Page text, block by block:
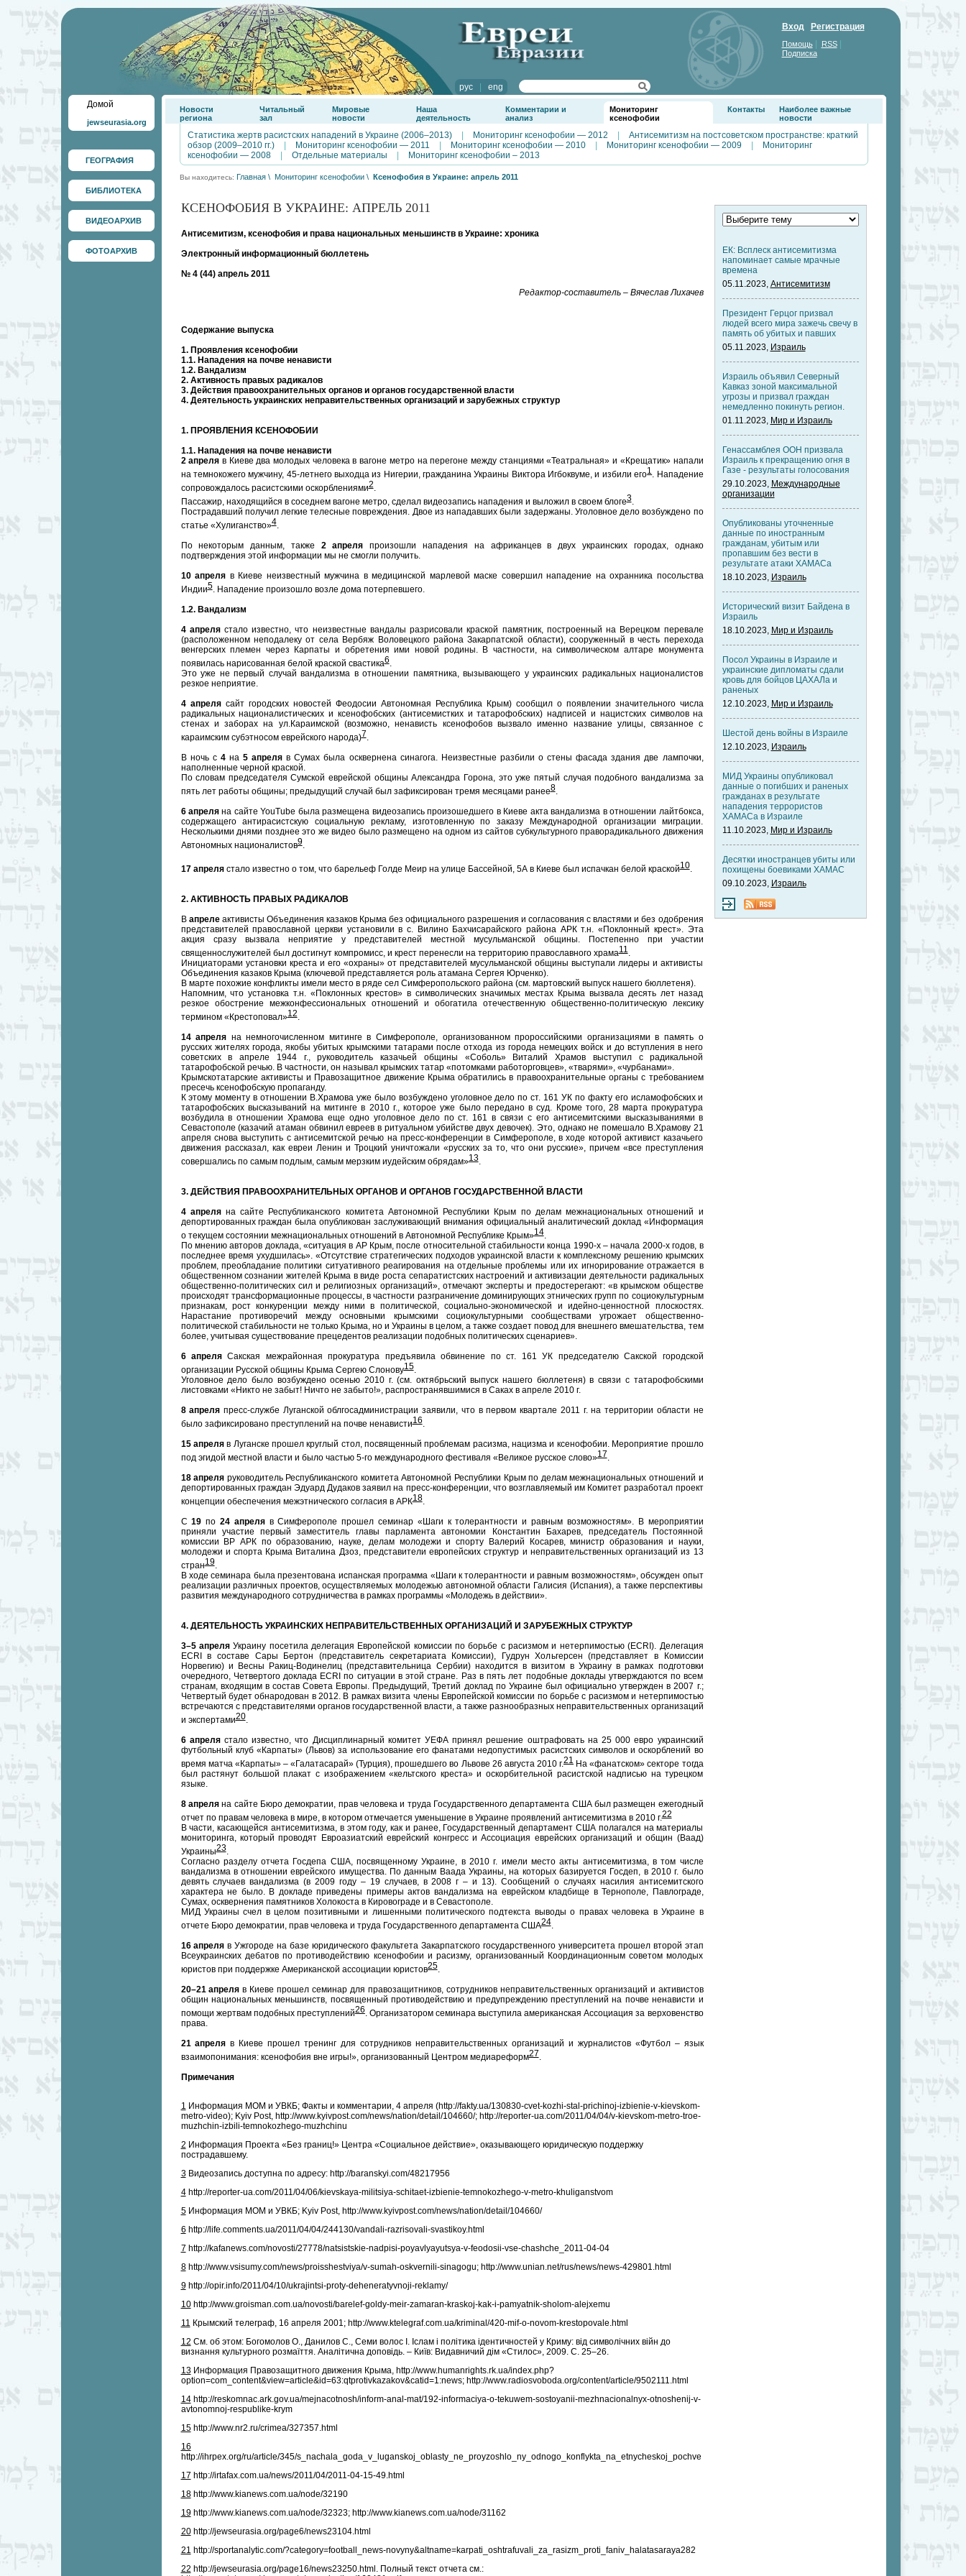
рус| eng
Вход Регистрация
Помощь| RSS|
Подписка
Домой
jewseurasia.org
ГЕОГРАФИЯ
БИБЛИОТЕКА
ВИДЕОАРХИВ
ФОТОАРХИВ
Новости
региона
Читальный
зал
Мировые
новости
Наша
деятельность
Комментарии и
анализ
Мониторинг
ксенофобии
Контакты
Наиболее важные
новости
Статистика жертв расистских нападений в Украине (2006–2013) Мониторинг ксенофобии — 2012
Антисемитизм на постсоветском пространстве: краткий
обзор (2009–2010 гг.)
Мониторинг ксенофобии — 2011 Мониторинг ксенофобии — 2010 Мониторинг ксенофобии — 2009
Мониторинг
ксенофобии — 2008
Отдельные материалы Мониторинг ксенофобии – 2013
Вы находитесь: Главная \ Мониторинг ксенофобии \ Ксенофобия в Украине: апрель 2011
КСЕНОФОБИЯ В УКРАИНЕ: АПРЕЛЬ 2011
Антисемитизм, ксенофобия и права национальных меньшинств в Украине: хроника
Электронный информационный бюллетень
№ 4 (44) апрель 2011
Редактор-составитель – Вячеслав Лихачев
Содержание выпуска
1. Проявления ксенофобии
1.1. Нападения на почве ненависти
1.2. Вандализм
2. Активность правых радикалов
3. Действия правоохранительных органов и органов государственной власти
4. Деятельность украинских неправительственных организаций и зарубежных структур
1. ПРОЯВЛЕНИЯ КСЕНОФОБИИ
1.1. Нападения на почве ненависти
2 апреля в Киеве два молодых человека в вагоне метро на перегоне между станциями «Театральная» и «Крещатик» напали
на темнокожего мужчину, 45-летнего выходца из Нигерии, гражданина Украины Виктора Игбоквуме, и избили его1. Нападение
сопровождалось расистскими оскорблениями2.
Пассажир, находящийся в соседнем вагоне метро, сделал видеозапись нападения и выложил в своем блоге3.
Пострадавший получил легкие телесные повреждения. Двое из нападавших были задержаны. Уголовное дело возбуждено по
статье «Хулиганство»4.
По некоторым данным, также 2 апреля произошли нападения на африканцев в двух украинских городах, однако
подтверждения этой информации мы не смогли получить.
10 апреля в Киеве неизвестный мужчина в медицинской марлевой маске совершил нападение на охранника посольства
Индии5. Нападение произошло возле дома потерпевшего.
1.2. Вандализм
4 апреля стало известно, что неизвестные вандалы разрисовали краской памятник, построенный на Верецком перевале
(расположенном неподалеку от села Вербяж Воловецкого района Закарпатской области), сооруженный в честь перехода
венгерских племен через Карпаты и обретения ими новой родины. В частности, на символическом алтаре монумента
появилась нарисованная белой краской свастика6.
Это уже не первый случай вандализма в отношении памятника, вызывающего у украинских радикальных националистов
резкое неприятие.
4 апрелясайт городских новостей Феодосии Автономная Республика Крым) сообщил о появлении значительного числа
радикальных националистических и ксенофобских (антисемистких и татарофобских) надписей и нацистских символов на
стенах и заборах на ул.Караимской (возможно, ненависть ксенофобов вызвало именно название улицы, связанное с
караимским субэтносом еврейского народа)7.
В ночь с 4 на5 апреляв Сумах была осквернена синагога. Неизвестные разбили о стены фасада здания две лампочки,
наполненные черной краской.
По словам председателя Сумской еврейской общины Александра Горона, это уже пятый случая подобного вандализма за
пять лет работы общины; предыдущий случай был зафиксирован тремя месяцами ранее8.
6 апреляна сайте YouTube была размещена видеозапись произошедшего в Киеве акта вандализма в отношении лайтбокса,
содержащего антирасистскую социальную рекламу, изготовленную по заказу Международной организации миграции.
Несколькими днями позднее это же видео было размещено на одном из сайтов субкультурного праворадикального движения
Автономных националистов9.
17 апреля стало известно о том, что барельеф Голде Меир на улице Бассейной, 5А в Киеве был испачкан белой краской10.
2. АКТИВНОСТЬ ПРАВЫХ РАДИКАЛОВ
В апреле активисты Объединения казаков Крыма без официального разрешения и согласования с властями и без одобрения
представителей православной церкви установили в с. Вилино Бахчисарайского района АРК т.н. «Поклонный крест». Эта
акция сразу вызвала неприятие у представителей местной мусульманской общины. Постепенно при участии
священнослужителей был достигнут компромисс, и крест перенесли на территорию православного храма11.
Инициаторами установки креста и его «охраны» от представителей мусульманской общины выступали лидеры и активисты
Объединения казаков Крыма (ключевой представляется роль атамана Сергея Юрченко).
В марте похожие конфликты имели место в ряде сел Симферопольского района (см. мартовский выпуск нашего бюллетеня).
Напомним, что установка т.н. «Поклонных крестов» в символических значимых местах Крыма вызвала десять лет назад
резкое обострение межконфессиональных отношений и обогатила отечественную общественно-политическую лексику
термином «Крестоповал»12.
14 апреля на немногочисленном митинге в Симферополе, организованном пророссийскими организациями в память о
русских жителях города, якобы убитых крымскими татарами после отхода из города немецких войск и до вступления в него
советских в апреле 1944 г., руководитель казачьей общины «Соболь» Виталий Храмов выступил с радикальной
татарофобской речью. В частности, он называл крымских татар «потомками работорговцев», «тварями», «чурбанами».
Крымскотатарские активисты и Правозащитное движение Крыма обратились в правоохранительные органы с требованием
пресечь ксенофобскую пропаганду.
К этому моменту в отношении В.Храмова уже было возбуждено уголовное дело по ст. 161 УК по факту его исламофобских и
татарофобских высказываний на митинге в 2010 г., которое уже было передано в суд. Кроме того, 28 марта прокуратура
возбудила в отношении Храмова еще одно уголовное дело по ст. 161 в связи с его антисемитскими высказываниями в
Севастополе (казачий атаман обвинил евреев в ритуальном убийстве двух девочек). Это, однако не помешало В.Храмову 21
апреля снова выступить с антисемитской речью на пресс-конференции в Симферополе, в ходе которой активист казачьего
движения рассказал, как евреи Ленин и Троцкий уничтожали «русских за то, что они русские», причем «все преступления
совершались по самым подлым, самым мерзким иудейским обрядам»13.
3. ДЕЙСТВИЯ ПРАВООХРАНИТЕЛЬНЫХ ОРГАНОВ И ОРГАНОВ ГОСУДАРСТВЕННОЙ ВЛАСТИ
4 апреляна сайте Республиканского комитета Автономной Республики Крым по делам межнациональных отношений и
депортированных граждан была опубликован заслуживающий внимания официальный аналитический доклад «Информация
о текущем состоянии межнациональных отношений в Автономной Республике Крым»14.
По мнению авторов доклада, «ситуация в АР Крым, после относительной стабильности конца 1990-х – начала 2000-х годов, в
последнее время ухудшилась». «Отсутствие стратегических подходов украинской власти к комплексному решению крымских
проблем, преобладание политики ситуативного реагирования на отдельные проблемы или их игнорирование отражается в
общественном сознании жителей Крыма в виде роста сепаратистских настроений и активизации деятельности радикальных
общественно-политических сил и религиозных организаций», отмечают эксперты и предостерегают: «в крымском обществе
происходят трансформационные процессы, в частности разграничение доминирующих этнических групп по социокультурным
признакам, рост конкуренции между ними в политической, социально-экономической и идейно-ценностной плоскостях.
Нарастание противоречий между основными крымскими социокультурными сообществами угрожает общественно-
политической стабильности не только Крыма, но и Украины в целом, а также создает повод для внешнего вмешательства, тем
более, учитывая существование прецедентов реализации подобных политических сценариев».
6 апреляСакская межрайонная прокуратура предъявила обвинение по ст. 161 УК председателю Сакской городской
организации Русской общины Крыма Сергею Слонову15.
Уголовное дело было возбуждено осенью 2010 г. (см. октябрьский выпуск нашего бюллетеня) в связи с татарофобскими
листовками «Никто не забыт! Ничто не забыто!», распространявшимися в Саках в апреле 2010 г.
8 апреля пресс-службе Луганской облгосадминистрации заявили, что в первом квартале 2011 г. на территории области не
было зафиксировано преступлений на почве ненависти16.
15 апреляв Луганске прошел круглый стол, посвященный проблемам расизма, нацизма и ксенофобии. Мероприятие прошло
под эгидой местной власти и было частью 5-го международного фестиваля «Великое русское слово»17.
18 апреля руководитель Республиканского комитета Автономной Республики Крым по делам межнациональных отношений и
депортированных граждан Эдуард Дудаков заявил на пресс-конференции, что возглавляемый им Комитет разработал проект
концепции обеспечения межэтнического согласия в АРК18.
С19 по 24 апреляв Симферополе прошел семинар «Шаги к толерантности и равным возможностям». В мероприятии
приняли участие первый заместитель главы парламента автономии Константин Бахарев, председатель Постоянной
комиссии ВР АРК по образованию, науке, делам молодежи и спорту Валерий Косарев, министр образования и науки,
молодежи и спорта Крыма Виталина Дзоз, представители европейских структур и неправительственных организаций из 13
стран19.
В ходе семинара была презентована испанская программа «Шаги к толерантности и равным возможностям», обсужден опыт
реализации различных проектов, осуществляемых молодежью автономной области Галисия (Испания), а также перспективы
развития международного сотрудничества в рамках программы «Молодежь в действии».
4. ДЕЯТЕЛЬНОСТЬ УКРАИНСКИХ НЕПРАВИТЕЛЬСТВЕННЫХ ОРГАНИЗАЦИЙ И ЗАРУБЕЖНЫХ СТРУКТУР
3–5 апреляУкраину посетила делегация Европейской комиссии по борьбе с расизмом и нетерпимостью (ECRI). Делегация
ECRI в составе Сары Бертон (представитель секретариата Комиссии), Гудрун Хольгерсен (представляет в Комиссии
Норвегию) и Весны Ракиц-Водинелиц (представительница Сербии) находится в визитом в Украину в рамках подготовки
очередного, Четвертого доклада ECRI по ситуации в этой стране. Раз в пять лет подобные доклады утверждаются по всем
странам, входящим в состав Совета Европы. Предыдущий, Третий доклад по Украине был официально утвержден в 2007 г.;
Четвертый будет обнародован в 2012. В рамках визита члены Европейской комиссии по борьбе с расизмом и нетерпимостью
встречаются с представителями органов государственной власти, а также разнообразных неправительственных организаций
и экспертами20.
6 апрелястало известно, что Дисциплинарный комитет УЕФА принял решение оштрафовать на 25 000 евро украинский
футбольный клуб «Карпаты» (Львов) за использование его фанатами недопустимых расистских символов и оскорблений во
время матча «Карпаты» – «Галатасарай» (Турция), прошедшего во Львове 26 августа 2010 г.21 На «фанатском» секторе тогда
был растянут большой плакат с изображением «кельтского креста» и оскорбительной расистской надписью на турецком
языке.
8 апреляна сайте Бюро демократии, прав человека и труда Государственного департамента США был размещен ежегодный
отчет по правам человека в мире, в котором отмечается уменьшение в Украине проявлений антисемитизма в 2010 г.22
В части, касающейся антисемитизма, в этом году, как и ранее, Государственный департамент США полагался на материалы
мониторинга, который проводят Евроазиатский еврейский конгресс и Ассоциация еврейских организаций и общин (Ваад)
Украины23.
Согласно разделу отчета Госдепа США, посвященному Украине, в 2010 г. имели место акты антисемитизма, в том числе
вандализма в отношении еврейского имущества. По данным Ваада Украины, на которых базируется Госдеп, в 2010 г. было
девять случаев вандализма (в 2009 году – 19 случаев, в 2008 г – и 13). Сообщений о случаях насилия антисемитского
характера не было. В докладе приведены примеры актов вандализма на еврейском кладбище в Тернополе, Павлограде,
Сумах, осквернения памятников Холокоста в Кировограде и в Севастополе.
МИД Украины счел в целом позитивными и лишенными политического подтекста выводы о правах человека в Украине в
отчете Бюро демократии, прав человека и труда Государственного департамента США24.
16 апреля в Ужгороде на базе юридического факультета Закарпатского государственного университета прошел второй этап
Всеукраинских дебатов по противодействию ксенофобии и расизму, организованный Координационным советом молодых
юристов при поддержке Американской ассоциации юристов25.
20–21 апреляв Киеве прошел семинар для правозащитников, сотрудников неправительственных организаций и активистов
общин национальных меньшинств, посвященный противодействию и предупреждению преступлений на почве ненависти и
помощи жертвам подобных преступлений26. Организатором семинара выступила американская Ассоциация за верховенство
права.
21 апреля в Киеве прошел тренинг для сотрудников неправительственных организаций и журналистов «Футбол – язык
взаимопонимания: ксенофобия вне игры!», организованный Центром медиареформ27.
Примечания
1 Информация МОМ и УВКБ; Факты и комментарии, 4 апреля (http://fakty.ua/130830-cvet-kozhi-stal-prichinoj-izbienie-v-kievskom-
metro-video); Kyiv Post, http://www.kyivpost.com/news/nation/detail/104660/; http://reporter-ua.com/2011/04/04/v-kievskom-metro-troe-
muzhchin-izbili-temnokozhego-muzhchinu
2 Информация Проекта «Без границ!» Центра «Социальное действие», оказывающего юридическую поддержку
пострадавшему.
3Видеозапись доступна по адресу: http://baranskyi.com/48217956
4http://reporter-ua.com/2011/04/06/kievskaya-militsiya-schitaet-izbienie-temnokozhego-v-metro-khuliganstvom
5Информация МОМ и УВКБ; Kyiv Post, http://www.kyivpost.com/news/nation/detail/104660/
6 http://life.comments.ua/2011/04/04/244130/vandali-razrisovali-svastikoy.html
7 http://kafanews.com/novosti/27778/natsistskie-nadpisi-poyavlyayutsya-v-feodosii-vse-chashche_2011-04-04
8http://www.vsisumy.com/news/proisshestviya/v-sumah-oskvernili-sinagogu; http://www.unian.net/rus/news/news-429801.html
9http://opir.info/2011/04/10/ukrajintsi-proty-deheneratyvnoji-reklamy/
10http://www.groisman.com.ua/novosti/barelef-goldy-meir-zamaran-kraskoj-kak-i-pamyatnik-sholom-alejxemu
11 Крымский телеграф, 16 апреля 2001; http://www.ktelegraf.com.ua/kriminal/420-mif-o-novom-krestopovale.html
12 См. об этом: Богомолов О., Данилов С., Семи волос І. Іслам і політика ідентичностей у Криму: від символічних війн до
визнання культурного розмаїття. Аналітична доповідь. – Київ: Видавничий дім «Стилос», 2009. С. 25–26.
13Информация Правозащитного движения Крыма, http://www.humanrights.rk.ua/index.php?
option=com_content&view=article&id=63:qtprotivkazakov&catid=1:news; http://www.radiosvoboda.org/content/article/9502111.html
14http://reskomnac.ark.gov.ua/mejnacotnosh/inform-anal-mat/192-informaciya-o-tekuwem-sostoyanii-mezhnacionalnyx-otnoshenij-v-
avtonomnoj-respublike-krym
15http://www.nr2.ru/crimea/327357.html
16
http://ihrpex.org/ru/article/345/s_nachala_goda_v_luganskoj_oblasty_ne_proyzoshlo_ny_odnogo_konflykta_na_etnycheskoj_pochve
17 http://irtafax.com.ua/news/2011/04/2011-04-15-49.html
18http://www.kianews.com.ua/node/32190
19http://www.kianews.com.ua/node/32323; http://www.kianews.com.ua/node/31162
20http://jewseurasia.org/page6/news23104.html
21 http://sportanalytic.com/?category=football_news-novyny&altname=karpati_oshtrafuvali_za_rasizm_proti_faniv_halatasaraya282
22 http://jewseurasia.org/page16/news23250.html. Полный текст отчета см.:
ЕК: Всплеск антисемитизма
напоминает самые мрачные
времена
05.11.2023, Антисемитизм
Президент Герцог призвал
людей всего мира зажечь свечу в
память об убитых и павших
05.11.2023, Израиль
Израиль объявил Северный
Кавказ зоной максимальной
угрозы и призвал граждан
немедленно покинуть регион.
01.11.2023, Мир и Израиль
Генассамблея ООН призвала
Израиль к прекращению огня в
Газе - результаты голосования
29.10.2023, Международные
организации
Опубликованы уточненные
данные по иностранным
гражданам, убитым или
пропавшим без вести в
результате атаки ХАМАСа
18.10.2023, Израиль
Исторический визит Байдена в
Израиль
18.10.2023, Мир и Израиль
Посол Украины в Израиле и
украинские дипломаты сдали
кровь для бойцов ЦАХАЛа и
раненых
12.10.2023, Мир и Израиль
Шестой день войны в Израиле
12.10.2023, Израиль
МИД Украины опубликовал
данные о погибших и раненых
гражданах в результате
нападения террористов
ХАМАСа в Израиле
11.10.2023, Мир и Израиль
Десятки иностранцев убиты или
похищены боевиками ХАМАС
09.10.2023, Израиль